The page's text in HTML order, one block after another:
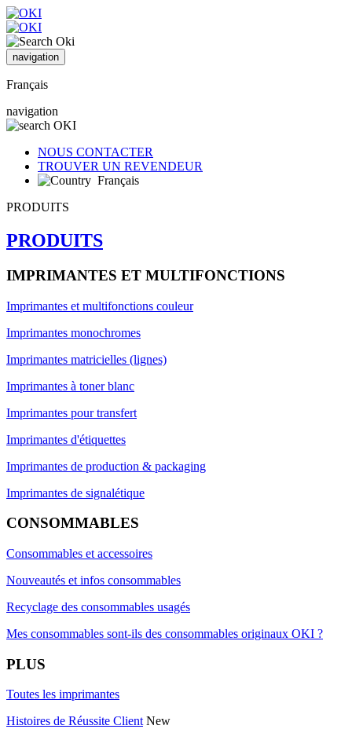
navigation
Français
navigation
NOUS CONTACTER
TROUVER UN REVENDEUR
Français
PRODUITS
PRODUITS
IMPRIMANTES ET MULTIFONCTIONS
Imprimantes et multifonctions couleur
Imprimantes monochromes
Imprimantes matricielles (lignes)
Imprimantes à toner blanc
Imprimantes pour transfert
Imprimantes d'étiquettes
Imprimantes de production & packaging
Imprimantes de signalétique
CONSOMMABLES
Consommables et accessoires
Nouveautés et infos consommables
Recyclage des consommables usagés
Mes consommables sont-ils des consommables originaux OKI ?
PLUS
Toutes les imprimantes
Histoires de Réussite Client New